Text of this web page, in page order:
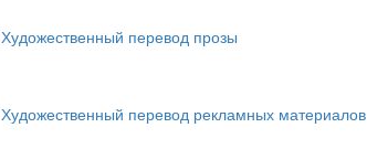
Художественный перевод прозы
Художественный перевод рекламных материалов